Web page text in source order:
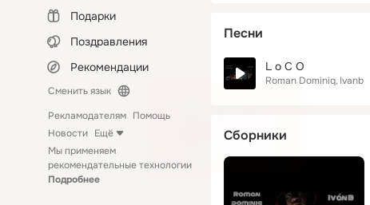
Подарки
Поздравления
Рекомендации
Сменить язык
Рекламодателям Помощь
Новости Ещё
Мы применяем
рекомендательные технологии
Подробнее
Песни
L o C O
Roman Dominiq Ivanb
Сборники